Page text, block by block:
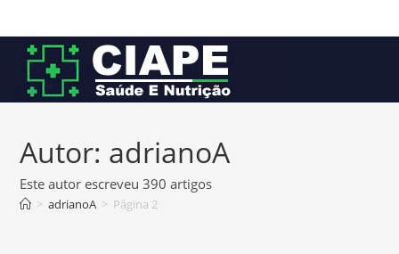
para
conteúdo
Autor: adrianoA
Este autor escreveu 390 artigos
> adrianoA > Página 2